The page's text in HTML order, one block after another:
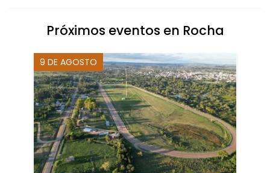
Próximos eventos en Rocha
9 DE AGOSTO